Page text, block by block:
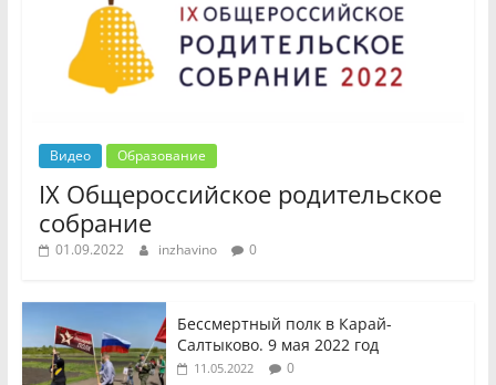
Видео Образование
IX Общероссийское родительское
собрание
01.09.2022 inzhavino 0
Бессмертный полк в Карай-
Салтыково. 9 мая 2022 год
11.05.2022 0